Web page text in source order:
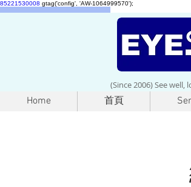
85221530008 gtag('config', 'AW-1064999570');
(Since 2006) See well,
Home 首頁